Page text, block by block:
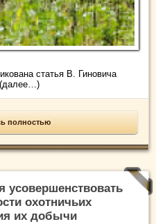
статья В. Гиновича
полностью
усовершенствовать
охотничьих
их добычи